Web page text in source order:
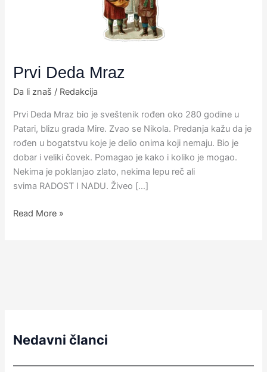
Prvi Deda Mraz
Da li znaš / Redakcija
Prvi Deda Mraz bio je sveštenik rođen oko 280 godine u
Patari,​ blizu grada Mire. Zvao se Nikola. Predanja kažu da je
rođen​ u bogatstvu koje je delio onima koji nemaju.​ Bio je
dobar i veliki čovek. Pomagao je kako i koliko je mogao.
Nekima je poklanjao zlato, nekima lepu reč ali
svima RADOST I NADU. Živeo […]
Read More »
Nedavni članci